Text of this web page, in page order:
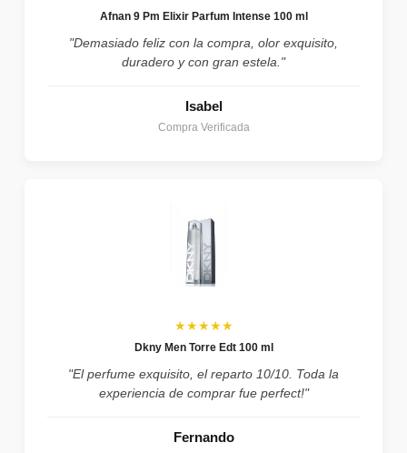
Afnan 9 Pm Elixir Parfum Intense 100 ml
"Demasiado feliz con la compra, olor exquisito,
duradero y con gran estela."
Isabel
Compra Verificada
★★★★★
Dkny Men Torre Edt 100 ml
"El perfume exquisito, el reparto 10/10. Toda la
experiencia de comprar fue perfect!"
Fernando